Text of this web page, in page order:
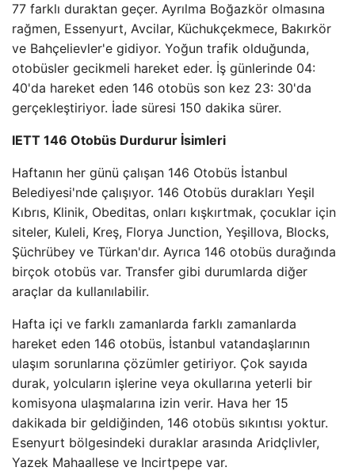
77 farklı duraktan geçer. Ayrılma Boğazkör olmasına
rağmen, Essenyurt, Avcilar, Küchukçekmece, Bakırkör
ve Bahçelievler'e gidiyor. Yoğun trafik olduğunda,
otobüsler gecikmeli hareket eder. İş günlerinde 04:
40'da hareket eden 146 otobüs son kez 23: 30'da
gerçekleştiriyor. İade süresi 150 dakika sürer.
IETT 146 Otobüs Durdurur İsimleri
Haftanın her günü çalışan 146 Otobüs İstanbul
Belediyesi'nde çalışıyor. 146 Otobüs durakları Yeşil
Kıbrıs, Klinik, Obeditas, onları kışkırtmak, çocuklar için
siteler, Kuleli, Kreş, Florya Junction, Yeşillova, Blocks,
Şüchrübey ve Türkan'dır. Ayrıca 146 otobüs durağında
birçok otobüs var. Transfer gibi durumlarda diğer
araçlar da kullanılabilir.
Hafta içi ve farklı zamanlarda farklı zamanlarda
hareket eden 146 otobüs, İstanbul vatandaşlarının
ulaşım sorunlarına çözümler getiriyor. Çok sayıda
durak, yolcuların işlerine veya okullarına yeterli bir
komisyona ulaşmalarına izin verir. Hava her 15
dakikada bir geldiğinden, 146 otobüs sıkıntısı yoktur.
Esenyurt bölgesindeki duraklar arasında Aridçlivler,
Yazek Mahaallese ve Incirtpepe var.